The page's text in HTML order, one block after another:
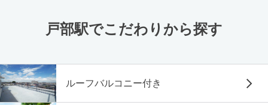
戸部駅でこだわりから探す
ルーフバルコニー付き